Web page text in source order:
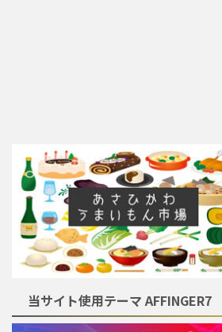
当サイト使用テーマ AFFINGER7